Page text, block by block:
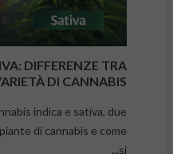
DIFFERENZE TRA
DI CANNABIS
indica e sativa, due
di cannabis e come
si...